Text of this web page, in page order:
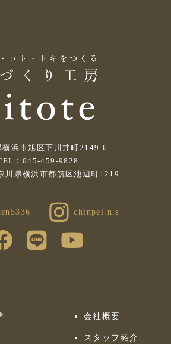
横浜市旭区下川井町2149-6
：045-459-9828
川県横浜市都筑区池辺町1219
chinpei.n.s
会社概要
スタッフ紹介